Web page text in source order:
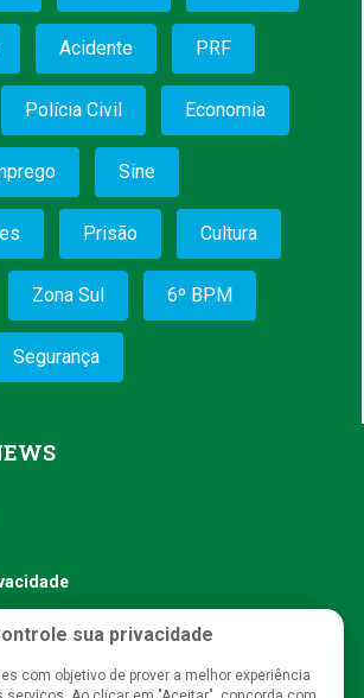
Acidente PRF
Polícia Civil Economia
Sine
Prisão Cultura
Zona Sul 6º BPM
Segurança
sua privacidade
com objetivo de prover a melhor experiência